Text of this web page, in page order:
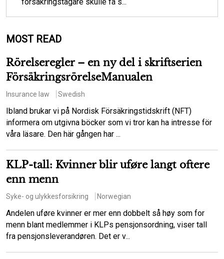
MOST READ
Rörelseregler – en ny del i skriftserien
FörsäkringsrörelseManualen
Insurance law Swedish
Ibland brukar vi på Nordisk Försäkringstidskrift (NFT)
informera om utgivna böcker som vi tror kan ha intresse för
våra läsare. Den här gången har ...
KLP-tall: Kvinner blir uføre langt oftere
enn menn
Syke- og ulykkesforsikring Norwegian
Andelen uføre kvinner er mer enn dobbelt så høy som for
menn blant medlemmer i KLPs pensjonsordning, viser tall
fra pensjonsleverandøren. Det er v...